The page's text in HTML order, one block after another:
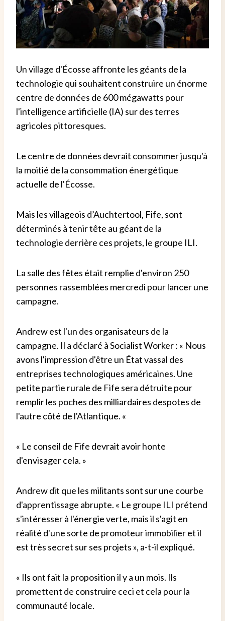
Un village d'Écosse affronte les géants de la
technologie qui souhaitent construire un énorme
centre de données de 600 mégawatts pour
l'intelligence artificielle (IA) sur des terres
agricoles pittoresques.
Le centre de données devrait consommer jusqu'à
la moitié de la consommation énergétique
actuelle de l'Écosse.
Mais les villageois d’Auchtertool, Fife, sont
déterminés à tenir tête au géant de la
technologie derrière ces projets, le groupe ILI.
La salle des fêtes était remplie d'environ 250
personnes rassemblées mercredi pour lancer une
campagne.
Andrew est l'un des organisateurs de la
campagne. Il a déclaré à Socialist Worker : « Nous
avons l'impression d'être un État vassal des
entreprises technologiques américaines. Une
petite partie rurale de Fife sera détruite pour
remplir les poches des milliardaires despotes de
l'autre côté de l'Atlantique. «
« Le conseil de Fife devrait avoir honte
d'envisager cela. »
Andrew dit que les militants sont sur une courbe
d'apprentissage abrupte. « Le groupe ILI prétend
s'intéresser à l'énergie verte, mais il s'agit en
réalité d'une sorte de promoteur immobilier et il
est très secret sur ses projets », a-t-il expliqué.
« Ils ont fait la proposition il y a un mois. Ils
promettent de construire ceci et cela pour la
communauté locale.